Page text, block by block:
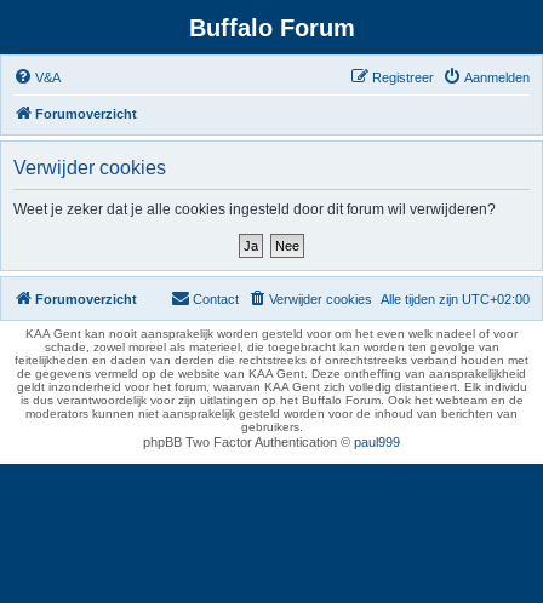
Buffalo Forum
V&A Aanmelden
Registreer
Forumoverzicht
Verwijder cookies
Weet je zeker dat je alle cookies ingesteld door dit forum wil verwijderen?
Forumoverzicht Alle tijden zijn UTC+02:00
Verwijder cookies
Contact
KAA Gent kan nooit aansprakelijk worden gesteld voor om het even welk nadeel of voor
schade, zowel moreel als materieel, die toegebracht kan worden ten gevolge van
feitelijkheden en daden van derden die rechtstreeks of onrechtstreeks verband houden met
de gegevens vermeld op de website van KAA Gent. Deze ontheffing van aansprakelijkheid
geldt inzonderheid voor het forum, waarvan KAA Gent zich volledig distantieert. Elk individu
is dus verantwoordelijk voor zijn uitlatingen op het Buffalo Forum. Ook het webteam en de
moderators kunnen niet aansprakelijk gesteld worden voor de inhoud van berichten van
gebruikers.
phpBB Two Factor Authentication © paul999